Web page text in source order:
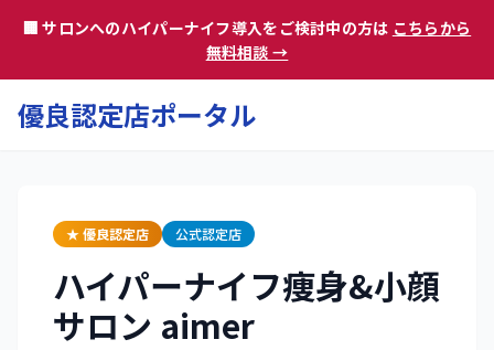
🏢 サロンへのハイパーナイフ導入をご検討中の方は こちらから
無料相談 →
優良認定店ポータル
★ 優良認定店 公式認定店
ハイパーナイフ痩身&小顔
サロン aimer